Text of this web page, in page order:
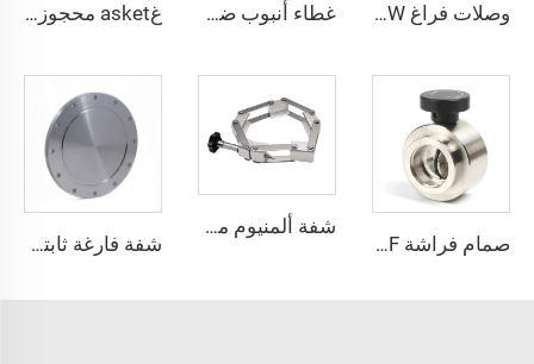
وصلات فراغ KF/NW من الفولاذ المقاوم للصدأ SS304 وSS316L، خرطوم مموج مرن KF16-KF100، أنبوب بيلووز مزور من الفولاذ المقاوم للصدأ، أنبوب لولبي قابل للثني، الطول L يمكن تخصيصه غطاء أنبوب ضغط من الفولاذ المقاوم للصدأ SS316L توصيل معدني QCR حجم 1/8"-1" تلدين لامع/تلميع كهربائي غasket محجوزة بنظام VCR مع مخلب، ختم فولاذ مقاوم للصدأ، غسالة تثبيت SS316L تركيبات QCR ذات الوجه المعدني 1/8"-1" تلدين لامع/تلميع كهربائي
صمام فراشة KF مع عجلة يدوية KF25/KF40/KF50 SS304 SS316L صمام دوار للفراغ مع لوحة مغلقة بختم FKM من الفولاذ المقاوم للصدأ، التحكم في التدفق عبر تعديل NW25/NW40/NW50
شفة ألمنيوم مزورة بسلسلة مشابك NW80/100/160/200 مشبك فراغ عالي الجودة شفة أنابيب متكتلة KF80/KF100/KF160/KF200
شفة فارغة ثابتة مثبتة ببرغي من النوع ISO-F، SS304/SS316L، مقاس ISO63-ISO630، تركيب فراغ من الفولاذ المقاوم للصدأ NW63/NW630، شفاه فراغ عالية الجودة